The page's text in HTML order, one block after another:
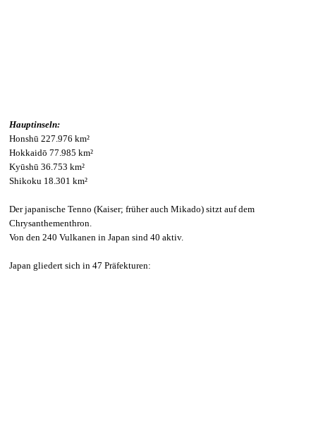
Hauptinseln:
Honshū 227.976 km²
Hokkaidō 77.985 km²
Kyūshū 36.753 km²
Shikoku 18.301 km²
Der japanische Tenno (Kaiser; früher auch Mikado) sitzt auf dem
Chrysanthementhron.
Von den 240 Vulkanen in Japan sind 40 aktiv.
Japan gliedert sich in 47 Präfekturen: